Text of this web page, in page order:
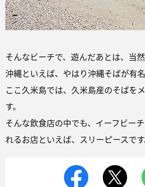
そんなビーチで、遊んだあとは、当然
沖縄といえば、やはり沖縄そばが有名
ここ久米島では、久米島産のそばを
す。
そんな飲食店の中でも、イーフビー
れるお店といえば、スリーピースです